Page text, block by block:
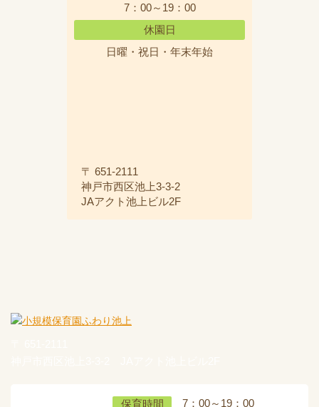
7：00～19：00
休園日
日曜・祝日・年末年始
〒 651-2111
神戸市西区池上3-3-2
JAアクト池上ビル2F
保育時間 7：00～19：00